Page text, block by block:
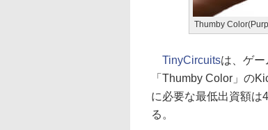
Thumby
TinyCircuitsは、ゲ
「Thumby Color」の
に必要な最低出資額は
る。